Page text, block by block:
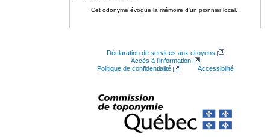
Cet odonyme évoque la mémoire d'un pionnier local.
Déclaration de services aux citoyens
Accès à l’information
Politique de confidentialité
Accessibilité